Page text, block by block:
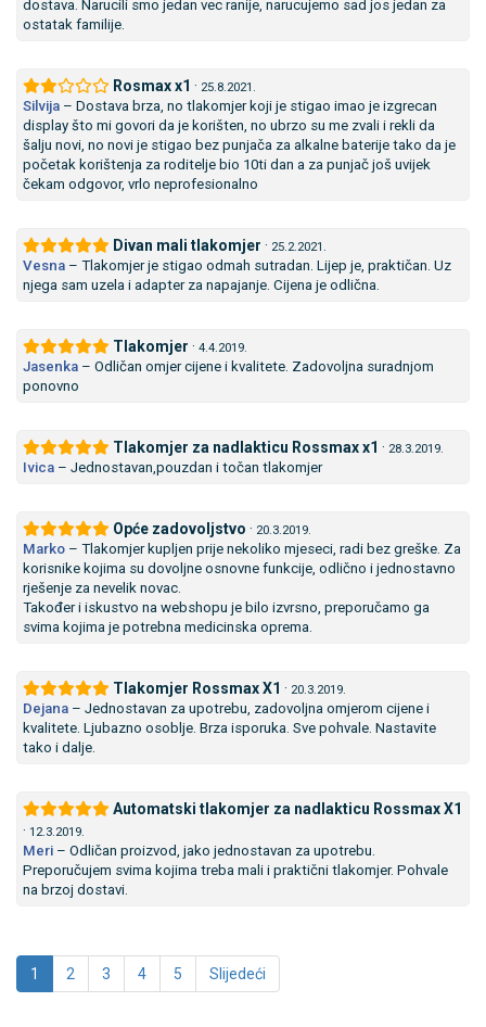
dostava. Narucili smo jedan vec ranije, narucujemo sad jos jedan za
ostatak familije.
Rosmax x1 · 25.8.2021.
Silvija – Dostava brza, no tlakomjer koji je stigao imao je izgrecan
display što mi govori da je korišten, no ubrzo su me zvali i rekli da
šalju novi, no novi je stigao bez punjača za alkalne baterije tako da je
početak korištenja za roditelje bio 10ti dan a za punjač još uvijek
čekam odgovor, vrlo neprofesionalno
Divan mali tlakomjer · 25.2.2021.
Vesna – Tlakomjer je stigao odmah sutradan. Lijep je, praktičan. Uz
njega sam uzela i adapter za napajanje. Cijena je odlična.
Tlakomjer · 4.4.2019.
Jasenka – Odličan omjer cijene i kvalitete. Zadovoljna suradnjom
ponovno
Tlakomjer za nadlakticu Rossmax x1 · 28.3.2019.
Ivica – Jednostavan,pouzdan i točan tlakomjer
Opće zadovoljstvo · 20.3.2019.
Marko – Tlakomjer kupljen prije nekoliko mjeseci, radi bez greške. Za
korisnike kojima su dovoljne osnovne funkcije, odlično i jednostavno
rješenje za nevelik novac.
Također i iskustvo na webshopu je bilo izvrsno, preporučamo ga
svima kojima je potrebna medicinska oprema.
Tlakomjer Rossmax X1 · 20.3.2019.
Dejana – Jednostavan za upotrebu, zadovoljna omjerom cijene i
kvalitete. Ljubazno osoblje. Brza isporuka. Sve pohvale. Nastavite
tako i dalje.
Automatski tlakomjer za nadlakticu Rossmax X1
· 12.3.2019.
Meri – Odličan proizvod, jako jednostavan za upotrebu.
Preporučujem svima kojima treba mali i praktični tlakomjer. Pohvale
na brzoj dostavi.
1 2 3 4 5 Slijedeći